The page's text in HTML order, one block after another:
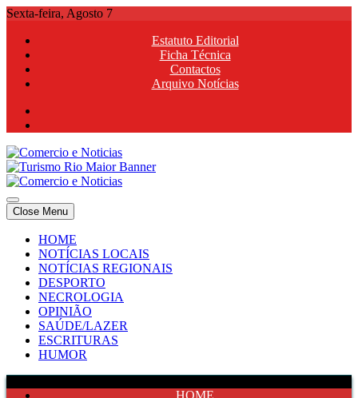
Skip
content
Sexta-feira, Agosto 7
Estatuto Editorial
Ficha Técnica
Contactos
Arquivo Notícias
Comercio e Noticias
Notícias e Publicidade Online
Comercio e Noticias
Notícias e Publicidade Online
Close Menu
HOME
NOTÍCIAS LOCAIS
NOTÍCIAS REGIONAIS
DESPORTO
NECROLOGIA
OPINIÃO
SAÚDE/LAZER
ESCRITURAS
HUMOR
HOME